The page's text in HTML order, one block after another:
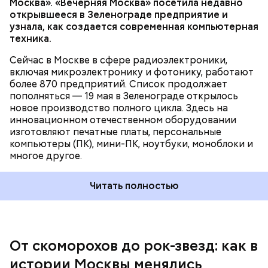
Москва». «Вечерняя Москва» посетила недавно
открывшееся в Зеленограде предприятие и
узнала, как создается современная компьютерная
техника.
Сейчас в Москве в сфере радиоэлектроники,
включая микроэлектронику и фотонику, работают
более 870 предприятий. Список продолжает
пополняться — 19 мая в Зеленограде открылось
новое производство полного цикла. Здесь на
инновационном отечественном оборудовании
изготовляют печатные платы, персональные
компьютеры (ПК), мини-ПК, ноутбуки, моноблоки и
многое другое.
Читать полностью
От скоморохов до рок-звезд: как в
истории Москвы менялись
только веселили народ на улицах и площадях, но и
выступали при царском дворе: поклонником
Позднее им на смену пришли шарманщики. Их
стало особенно много после Отечественной войны
1812 года. В тот период они были такой же
неотъемлемой частью городской жизни, как и
скоморохи до них. Монотонные и печальные звуки
шарманки можно было услышать в самых
оживленных местах города: на Арбате, Тверской,
Пресне и в Хамовниках. Вокруг них всегда
собирались толпы.
таких «фестивалей» долгое время был Новинский
бульвар, а затем — Девичье поле. В программу
мероприятий входили не только музыкальные
выступления, но и комические пьесы, кукольные